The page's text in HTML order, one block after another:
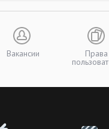
Вакансии Права